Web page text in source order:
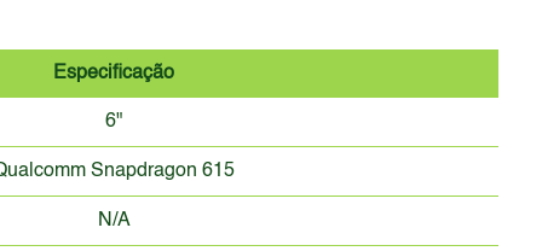
Especificação
6"
Snapdragon 615
N/A